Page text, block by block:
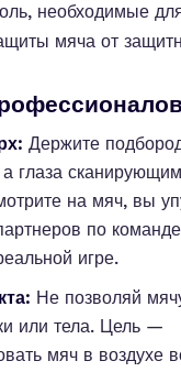
необходимые
мяча от
Держите
глаза
на мяч, вы
по
игре.
Не позволяй
или тела. Цель —
мяч в воздухе